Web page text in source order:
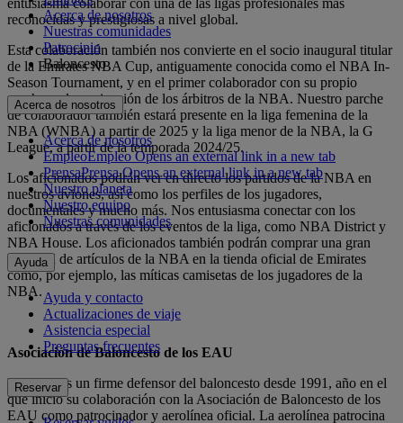
reconocidas y prestigiosas a nivel global.
Esta colaboración también nos convierte en el socio inaugural titular
de la Emirates NBA Cup, antiguamente conocida como el NBA In-
Season Tournament, y en el primer colaborador con su propio
parche en la equipación de los árbitros de la NBA. Nuestro parche
de colaborador también estará presente en la liga femenina de la
NBA (WNBA) a partir de 2025 y la liga menor de la NBA, la G
League, a partir de la temporada 2024/25.
Los aficionados podrán ver en directo los partidos de la NBA en
nuestros aviones, así como los perfiles de los jugadores,
documentales y mucho más. Nos entusiasma conectar con los
aficionados a través de los eventos de la liga, como NBA District y
NBA House. Los aficionados también podrán comprar una gran
variedad de artículos de la NBA en la tienda oficial de Emirates
como, por ejemplo, las míticas camisetas de los jugadores de la
NBA.
Asociación de Baloncesto de los EAU
Emirates es un firme defensor del baloncesto desde 1991, año en el
que inició su colaboración con la Asociación de Baloncesto de los
EAU como patrocinador y aerolínea oficial. La aerolínea patrocina
Acerca de nosotros
Nuestras comunidades
Patrocinio
Baloncesto
Acerca de nosotros
Acerca de nosotros
EmpleoEmpleo Opens an external link in a new tab
PrensaPrensa Opens an external link in a new tab
Nuestro planeta
Nuestro equipo
Nuestras comunidades
Ayuda
Ayuda y contacto
Actualizaciones de viaje
Asistencia especial
Preguntas frecuentes
Reservar